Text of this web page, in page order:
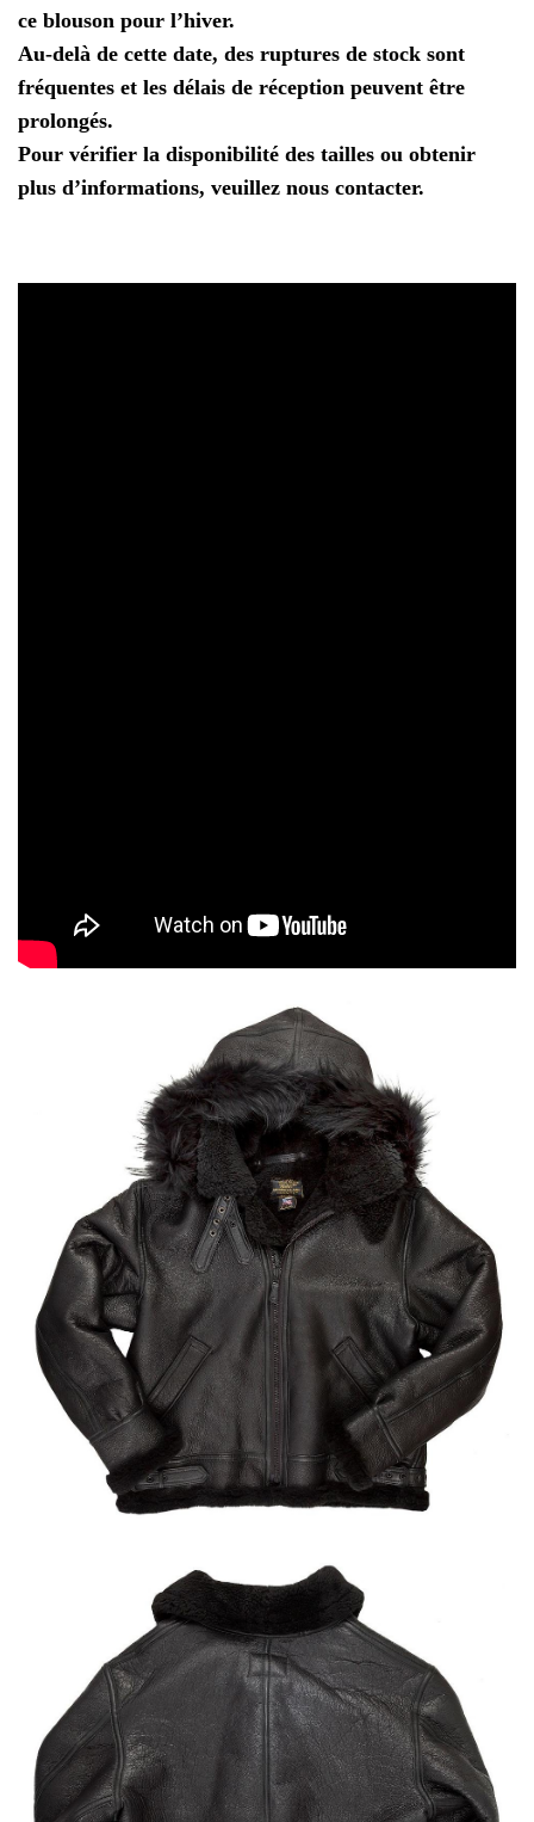
ce blouson pour l’hiver.
Au-delà de cette date, des ruptures de stock sont
fréquentes et les délais de réception peuvent être
prolongés.
Pour vérifier la disponibilité des tailles ou obtenir
plus d’informations, veuillez nous contacter.